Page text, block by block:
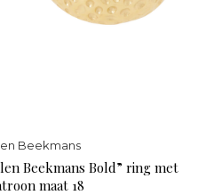
Beekmans
Beekmans Bold” ring met
maat 18